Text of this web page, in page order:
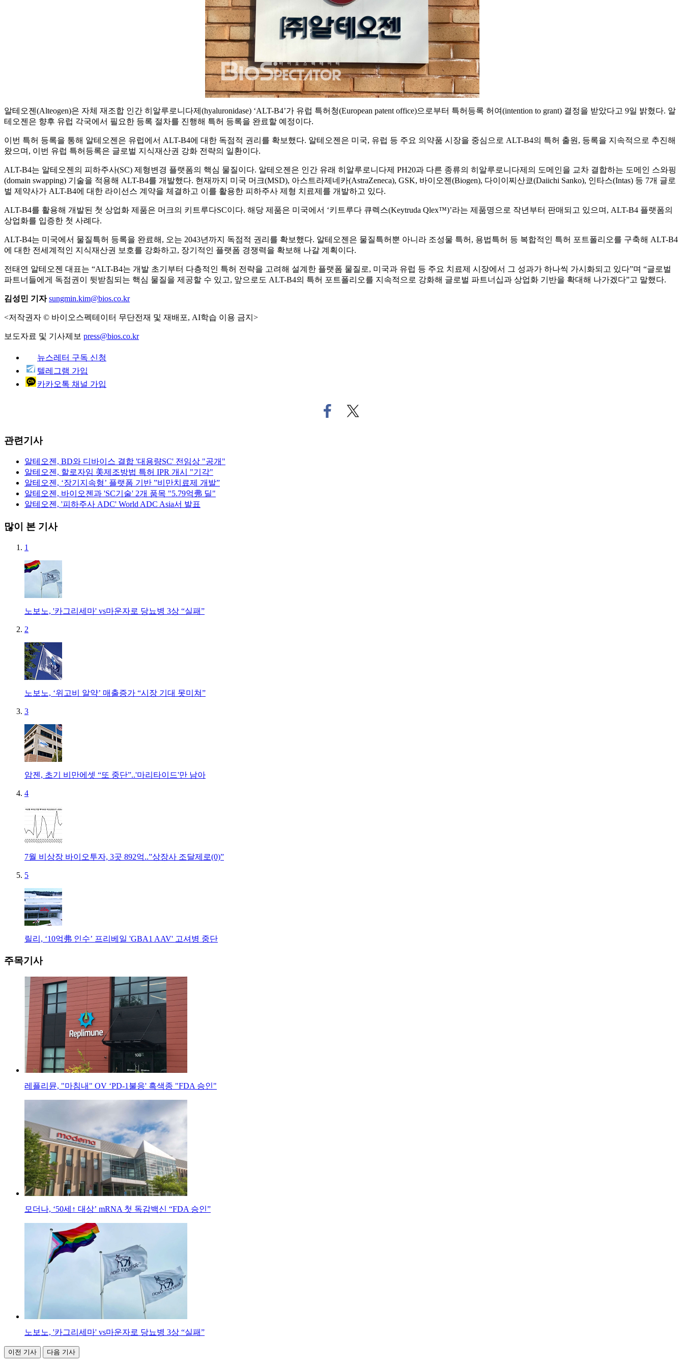
알테오젠(Alteogen)은 자체 재조합 인간 히알루로니다제(hyaluronidase) ‘ALT-B4’가 유럽 특허청(European patent office)으로부터 특허등록 허여(intention to grant) 결정을 받았다고 9일 밝혔다. 알
테오젠은 향후 유럽 각국에서 필요한 등록 절차를 진행해 특허 등록을 완료할 예정이다.
이번 특허 등록을 통해 알테오젠은 유럽에서 ALT-B4에 대한 독점적 권리를 확보했다. 알테오젠은 미국, 유럽 등 주요 의약품 시장을 중심으로 ALT-B4의 특허 출원, 등록을 지속적으로 추진해
왔으며, 이번 유럽 특허등록은 글로벌 지식재산권 강화 전략의 일환이다.
ALT-B4는 알테오젠의 피하주사(SC) 제형변경 플랫폼의 핵심 물질이다. 알테오젠은 인간 유래 히알루로니다제 PH20과 다른 종류의 히알루로니다제의 도메인을 교차 결합하는 도메인 스와핑
(domain swapping) 기술을 적용해 ALT-B4를 개발했다. 현재까지 미국 머크(MSD), 아스트라제네카(AstraZeneca), GSK, 바이오젠(Biogen), 다이이찌산쿄(Daiichi Sanko), 인타스(Intas) 등 7개 글로
벌 제약사가 ALT-B4에 대한 라이선스 계약을 체결하고 이를 활용한 피하주사 제형 치료제를 개발하고 있다.
ALT-B4를 활용해 개발된 첫 상업화 제품은 머크의 키트루다SC이다. 해당 제품은 미국에서 ‘키트루다 큐렉스(Keytruda Qlex™)’라는 제품명으로 작년부터 판매되고 있으며, ALT-B4 플랫폼의
상업화를 입증한 첫 사례다.
ALT-B4는 미국에서 물질특허 등록을 완료해, 오는 2043년까지 독점적 권리를 확보했다. 알테오젠은 물질특허뿐 아니라 조성물 특허, 용법특허 등 복합적인 특허 포트폴리오를 구축해 ALT-B4
에 대한 전세계적인 지식재산권 보호를 강화하고, 장기적인 플랫폼 경쟁력을 확보해 나갈 계획이다.
전태연 알테오젠 대표는 “ALT-B4는 개발 초기부터 다층적인 특허 전략을 고려해 설계한 플랫폼 물질로, 미국과 유럽 등 주요 치료제 시장에서 그 성과가 하나씩 가시화되고 있다”며 “글로벌
파트너들에게 독점권이 뒷받침되는 핵심 물질을 제공할 수 있고, 앞으로도 ALT-B4의 특허 포트폴리오를 지속적으로 강화해 글로벌 파트너십과 상업화 기반을 확대해 나가겠다”고 말했다.
김성민 기자 sungmin.kim@bios.co.kr
<저작권자 © 바이오스펙테이터 무단전재 및 재배포, AI학습 이용 금지>
보도자료 및 기사제보 press@bios.co.kr
뉴스레터 구독 신청
텔레그램 가입
카카오톡 채널 가입
페
이
트
위
관련기사
알테오젠, BD와 디바이스 결합 '대용량SC' 전임상 "공개"
알테오젠, 할로자임 美제조방법 특허 IPR 개시 "기각"
알테오젠, ‘장기지속형’ 플랫폼 기반 ”비만치료제 개발”
알테오젠, 바이오젠과 'SC기술' 2개 품목 "5.79억弗 딜"
알테오젠, '피하주사 ADC' World ADC Asia서 발표
많이 본 기사
1
노보노, '카그리세마' vs마운자로 당뇨병 3상 “실패”
2
노보노, ‘위고비 알약’ 매출증가 “시장 기대 못미쳐”
3
암젠, 초기 비만에셋 “또 중단”..'마리타이드'만 남아
4
7월 비상장 바이오투자, 3곳 892억..”상장사 조달제로(0)”
5
릴리, ‘10억弗 인수’ 프리베일 'GBA1 AAV' 고셔병 중단
주목기사
레플리뮨, "마침내" OV ‘PD-1불응' 흑색종 "FDA 승인"
모더나, ‘50세↑ 대상’ mRNA 첫 독감백신 “FDA 승인”
노보노, '카그리세마' vs마운자로 당뇨병 3상 “실패”
이전 기사 다음 기사